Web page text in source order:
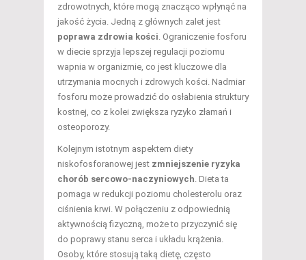
zdrowotnych, które mogą znacząco wpłynąć na
jakość życia. Jedną z głównych zalet jest
poprawa zdrowia kości . Ograniczenie fosforu
w diecie sprzyja lepszej regulacji poziomu
wapnia w organizmie, co jest kluczowe dla
utrzymania mocnych i zdrowych kości. Nadmiar
fosforu może prowadzić do osłabienia struktury
kostnej, co z kolei zwiększa ryzyko złamań i
osteoporozy.
Kolejnym istotnym aspektem diety
niskofosforanowej jest zmniejszenie ryzyka
chorób sercowo-naczyniowych . Dieta ta
pomaga w redukcji poziomu cholesterolu oraz
ciśnienia krwi. W połączeniu z odpowiednią
aktywnością fizyczną, może to przyczynić się
do poprawy stanu serca i układu krążenia.
Osoby, które stosują taką dietę, często